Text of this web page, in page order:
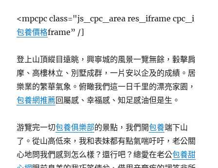
<mpcpc class="js_cpc_area res_iframe cpc_i
包養價格frame” /]
登上山頂縱目遠眺，興寧城的風景一覽無餘，轂擊肩
摩、高樓林立、別墅成群，一片安以企及的成績。居
樂業的繁華氣象。俯瞰我們這一日千里的漂亮家園，
包養網推薦回屬感、幸福感、知足感油但是生。
游覽完一切包養俱樂部的景點，我們開包養端下山
了。從山高低來，我和表妹都有點氣喘吁吁，老公關
心地問我們感到怎么樣？還行吧？總愛在老公包養甜